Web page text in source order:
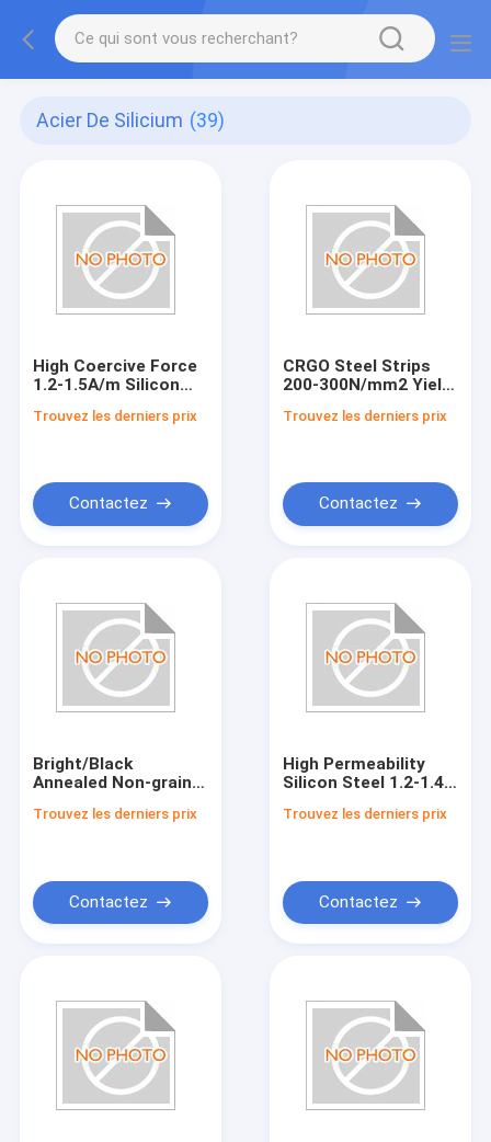
Acier De Silicium (39)
High Coercive Force
1.2-1.5A/m Silicon
Permeability
Trouvez les derniers prix
Contactez
CRGO Steel Strips
200-300N/mm2 Yield
Magnetic Flux
Treatment
Trouvez les derniers prix
Contactez
Bright/Black
Annealed Non-grain
Vickers Hardness
Trouvez les derniers prix
Contactez
High Permeability
Silicon Steel 1.2-1.4
HV200 Hardness
Trouvez les derniers prix
Contactez